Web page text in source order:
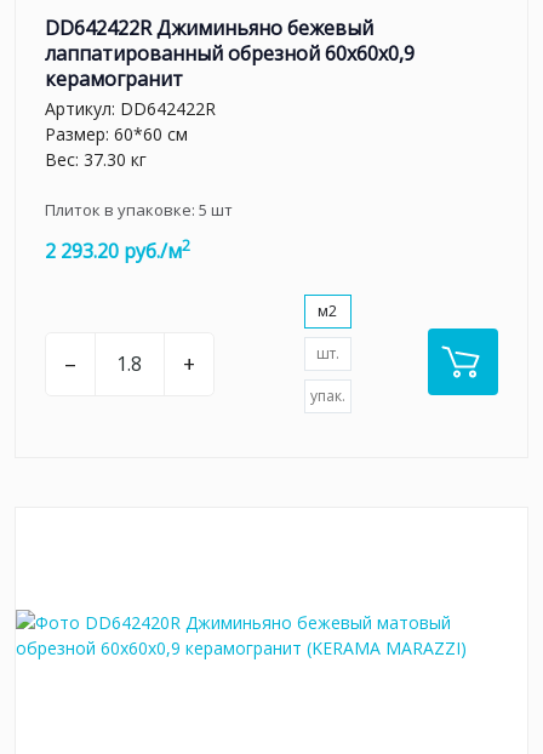
DD642422R Джиминьяно бежевый
лаппатированный обрезной 60х60x0,9
керамогранит
Артикул: DD642422R
Размер: 60*60 см
Вес: 37.30 кг
Плиток в упаковке: 5 шт
2 293.20 руб./м2
– +
м2
шт.
упак.